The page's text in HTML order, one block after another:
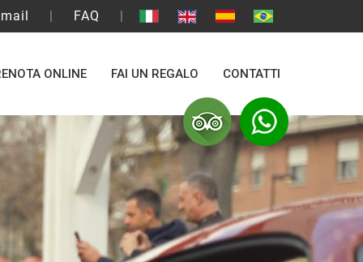
| FAQ |
ONLINE FAI UN REGALO CONTATTI